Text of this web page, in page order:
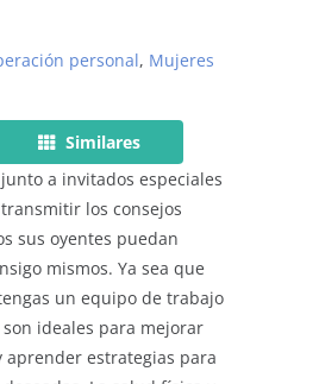
personal, Mujeres
Similares
a invitados especiales
los consejos
sus oyentes puedan
mismos. Ya sea que
un equipo de trabajo
ideales para mejorar
aprender estrategias para